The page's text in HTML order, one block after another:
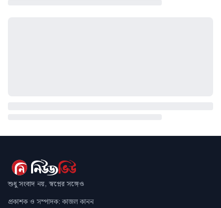
শুধু সংবাদ নয়, স্বপ্নের সঙ্গেও
প্রকাশক ও সম্পাদক: কাজল কানন